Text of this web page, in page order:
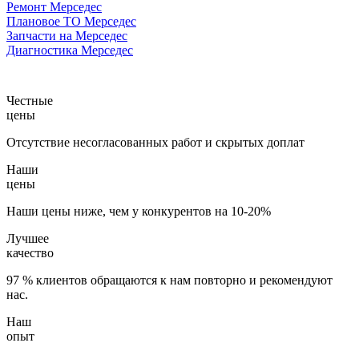
Ремонт Мерседес
Плановое ТО Мерседес
Запчасти на Мерседес
Диагностика Мерседес
Честные
цены
Отсутствие несогласованных работ и скрытых доплат
Наши
цены
Наши цены ниже, чем у конкурентов на 10-20%
Лучшее
качество
97 % клиентов обращаются к нам повторно и рекомендуют
нас.
Наш
опыт